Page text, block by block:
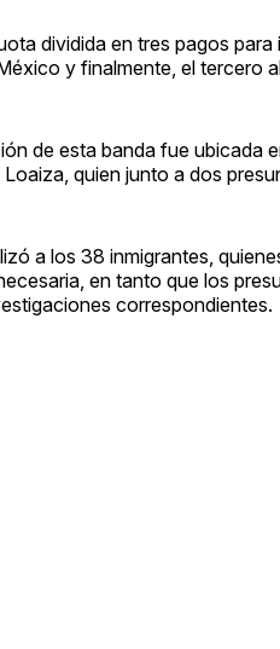
dividida en tres pagos
y finalmente, el tercero
de esta banda fue ubicada
quien junto a dos
a los 38 inmigrantes,
en tanto que los
correspondientes.